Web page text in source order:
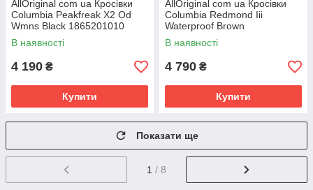
AllOriginal com ua Кросівки
Columbia Peakfreak X2 Od
Wmns Black 1865201010
РОЗМІРИ ЗАПИТУЙТЕ
В наявності
4 190 ₴
Купити
AllOriginal com ua Кросівки
Columbia Redmond Iii
Waterproof Brown
1940621227 РОЗМІРИ
ЗАПИТУЙТЕ
В наявності
4 790 ₴
Купити
Показати ще
1 / 8